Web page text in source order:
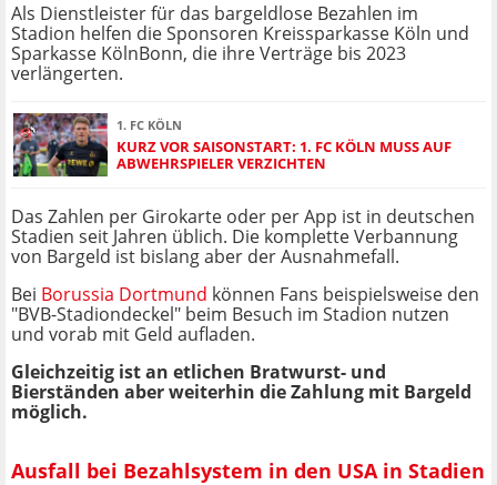
Als Dienstleister für das bargeldlose Bezahlen im
Stadion helfen die Sponsoren Kreissparkasse Köln und
Sparkasse KölnBonn, die ihre Verträge bis 2023
verlängerten.
1. FC KÖLN
KURZ VOR SAISONSTART: 1. FC KÖLN MUSS AUF
ABWEHRSPIELER VERZICHTEN
Das Zahlen per Girokarte oder per App ist in deutschen
Stadien seit Jahren üblich. Die komplette Verbannung
von Bargeld ist bislang aber der Ausnahmefall.
Bei Borussia Dortmund können Fans beispielsweise den
"BVB-Stadiondeckel" beim Besuch im Stadion nutzen
und vorab mit Geld aufladen.
Gleichzeitig ist an etlichen Bratwurst- und
Bierständen aber weiterhin die Zahlung mit Bargeld
möglich.
Ausfall bei Bezahlsystem in den USA in Stadien